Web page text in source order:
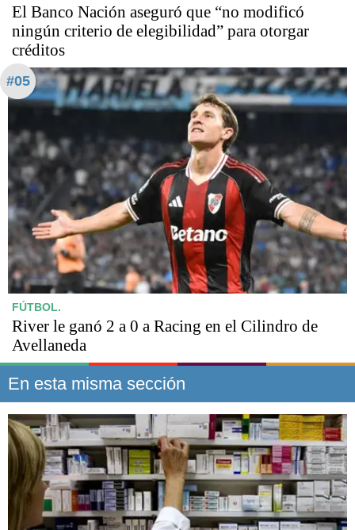
El Banco Nación aseguró que “no modificó
ningún criterio de elegibilidad” para otorgar
créditos
#05
FÚTBOL.
River le ganó 2 a 0 a Racing en el Cilindro de
Avellaneda
En esta misma sección